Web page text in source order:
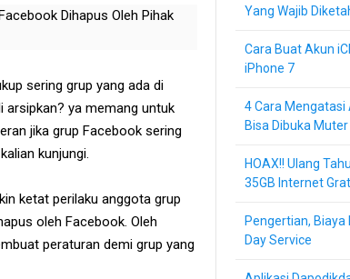
sering grup yang ada di
ya memang untuk
jika grup Facebook sering
kunjungi.
ketat perilaku anggota grup
oleh Facebook. Oleh
peraturan demi grup yang
Yang Wajib
Cara Buat Akun
iPhone 7
4 Cara Mengatasi
Bisa Dibuka
HOAX!! Ulang
35GB Internet
Pengertian, Biaya
Day Service